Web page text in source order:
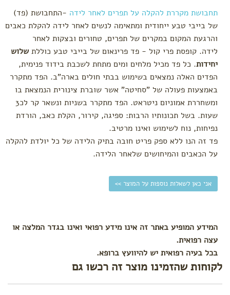
תחבושת מקררת להקלה על תפרים לאחר לידה -התחבושת (פד)
של בייבי טבע ייחודית ומתאימה לנשים לאחר לידה להקלת כאבים
והרגעת המקום במקרים של תפרים, טחורים ובצקות לאחר
לידה. קופסת פרי קול - פד פרינאום של בייבי טבע כוללת שלוש
יחידות. כל פד מכיל מלחים ומים מתחת לשכבת בידוד פנימית,
הפדים האלה נמצאים בשימוש בבתי חולים בארה"ב. הפד מתקרר
באמצעות פעולה של "סחיטה" אשר שוברת צינורית הנמצאת בו
ומשחררת אמוניום ניטראט. הפד מתקרר בשניות ונשאר קר לכ3
שעות. בשל תכונותיו הרבות: ספיגה, קירור, הקלת כאב, הורדת
נפיחות, נוח לשימוש ואינו מרטיב.
פד זה הנו ללא ספק פריט חובה בתיק הלידה של כל יולדת להקלה
על הכאבים והמיחושים שלאחר הלידה.
אני כאן לשאלות נוספות על המוצר >>
המידע המופיע באתר זה אינו מידע רפואי ואינו בגדר המלצה או
עצה רפואית.
בכל בעיה רפואית יש להיוועץ ברופא.
לקוחות שהזמינו מוצר זה רכשו גם